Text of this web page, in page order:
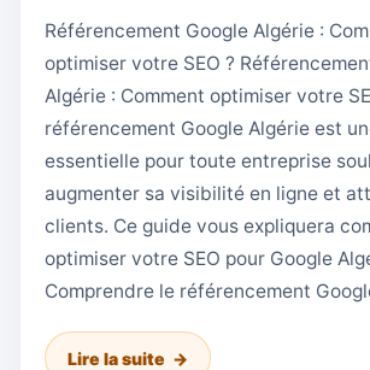
Référencement Google Algérie :
optimiser votre SEO ?
Algérie : Comment optimiser votre
référencement Google Algérie est
essentielle pour toute entreprise
augmenter sa visibilité en ligne et
clients. Ce guide vous expliquera
optimiser votre SEO pour Google
Comprendre le référencement
Lire la suite